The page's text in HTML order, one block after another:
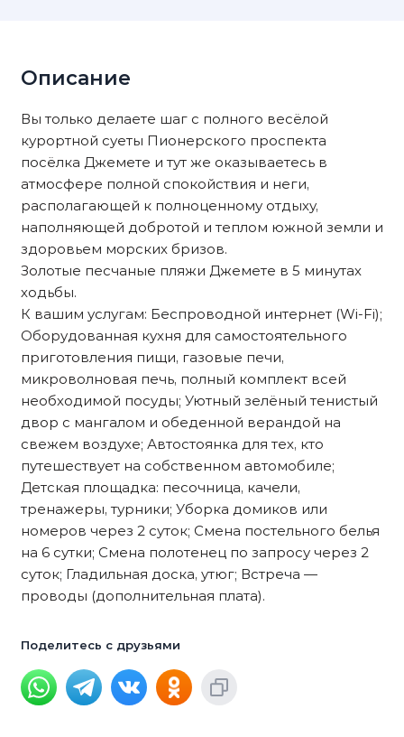
Описание
Вы только делаете шаг с полного весёлой
курортной суеты Пионерского проспекта
посёлка Джемете и тут же оказываетесь в
атмосфере полной спокойствия и неги,
располагающей к полноценному отдыху,
наполняющей добротой и теплом южной земли и
здоровьем морских бризов.
Золотые песчаные пляжи Джемете в 5 минутах
ходьбы.
К вашим услугам: Беспроводной интернет (Wi-Fi);
Оборудованная кухня для самостоятельного
приготовления пищи, газовые печи,
микроволновая печь, полный комплект всей
необходимой посуды; Уютный зелёный тенистый
двор с мангалом и обеденной верандой на
свежем воздухе; Автостоянка для тех, кто
путешествует на собственном автомобиле;
Детская площадка: песочница, качели,
тренажеры, турники; Уборка домиков или
номеров через 2 суток; Смена постельного белья
на 6 сутки; Смена полотенец по запросу через 2
суток; Гладильная доска, утюг; Встреча —
проводы (дополнительная плата).
Поделитесь с друзьями